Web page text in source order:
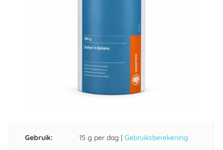
Gebruik: 15 g per dag | Gebruiksberekening
begin